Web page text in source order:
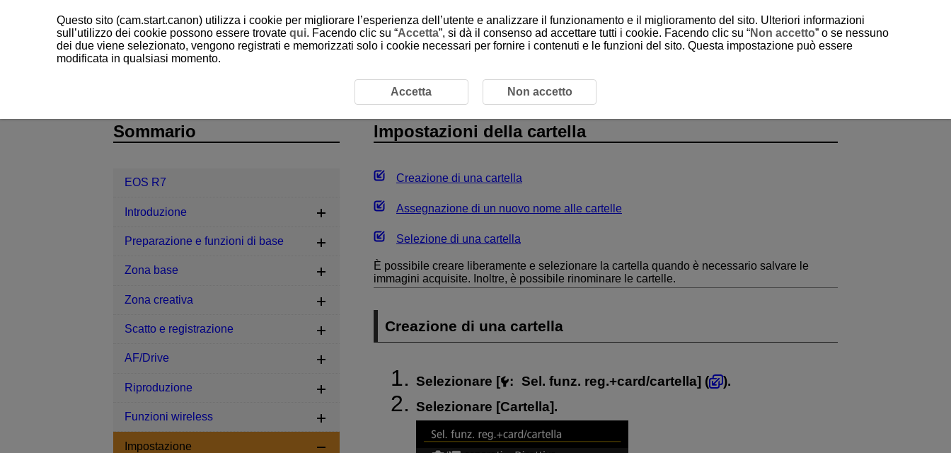
EOS R7
Impostazioni della cartella
Creazione di una cartella
Assegnazione di un nuovo nome alle cartelle
Selezione di una cartella
È possibile creare liberamente e selezionare la cartella quando è necessario salvare le
immagini acquisite. Inoltre, è possibile rinominare le cartelle.
Creazione di una cartella
Selezionare [ : Sel. funz. reg.+card/cartella] (
).
Selezionare [Cartella].
Sommario
EOS R7
Introduzione
Preparazione e funzioni di base
Zona base
Zona creativa
Scatto e registrazione
AF/Drive
Riproduzione
Funzioni wireless
Impostazione
Questo sito (cam.start.canon) utilizza i cookie per migliorare l’esperienza dell’utente e analizzare il funzionamento e il miglioramento del sito. Ulteriori informazioni
sull’utilizzo dei cookie possono essere trovate qui. Facendo clic su “Accetta”, si dà il consenso ad accettare tutti i cookie. Facendo clic su “Non accetto” o se nessuno
dei due viene selezionato, vengono registrati e memorizzati solo i cookie necessari per fornire i contenuti e le funzioni del sito. Questa impostazione può essere
modificata in qualsiasi momento.
Accetta Non accetto